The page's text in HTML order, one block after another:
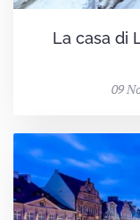
La casa di
09